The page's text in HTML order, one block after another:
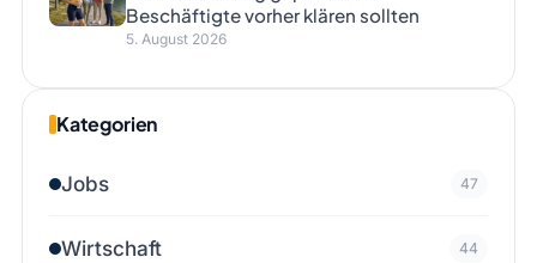
Beschäftigte vorher klären sollten
5. August 2026
Kategorien
Jobs 47
Wirtschaft 44